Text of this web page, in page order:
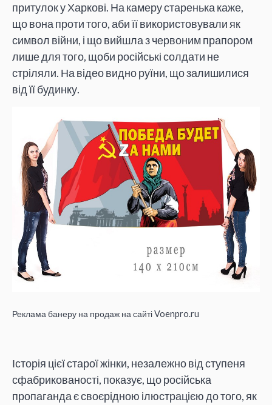
притулок у Харкові. На камеру старенька каже,
що вона проти того, аби її використовували як
символ війни, і що вийшла з червоним прапором
лише для того, щоби російські солдати не
стріляли. На відео видно руїни, що залишилися
від її будинку.
Реклама банеру на продаж на сайті Voenpro.ru
Історія цієї старої жінки, незалежно від ступеня
сфабрикованості, показує, що російська
пропаганда є своєрідною ілюстрацією до того, як